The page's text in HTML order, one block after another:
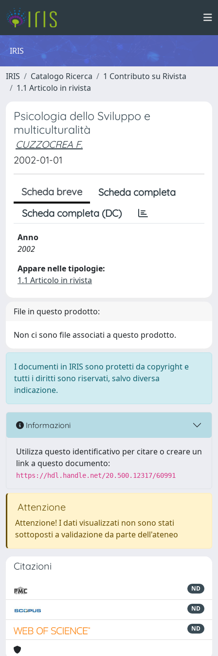
IRIS
IRIS Catalogo Ricerca
1 Contributo su Rivista
1.1 Articolo in rivista
Psicologia dello Sviluppo e
multiculturalità
CUZZOCREA F.
2002-01-01
Scheda breve
Scheda completa
Scheda completa (DC)
Anno
2002
Appare nelle tipologie:
1.1 Articolo in rivista
File in questo prodotto:
Non ci sono file associati a questo prodotto.
I documenti in IRIS sono protetti da copyright e
tutti i diritti sono riservati, salvo diversa
indicazione.
Informazioni
Utilizza questo identificativo per citare o creare un
link a questo documento:
https://hdl.handle.net/20.500.12317/60991
Attenzione
Attenzione! I dati visualizzati non sono stati
sottoposti a validazione da parte dell'ateneo
Citazioni
ND
ND
ND